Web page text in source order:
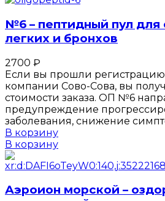
№6 – пептидный пул для
легких и бронхов
2700 ₽
Если вы прошли регистрацию
компании Сово-Сова, вы
стоимости заказа. ОП №6
предупреждение
заболевания, снижение
В корзину
В корзину
Аэроион морской –